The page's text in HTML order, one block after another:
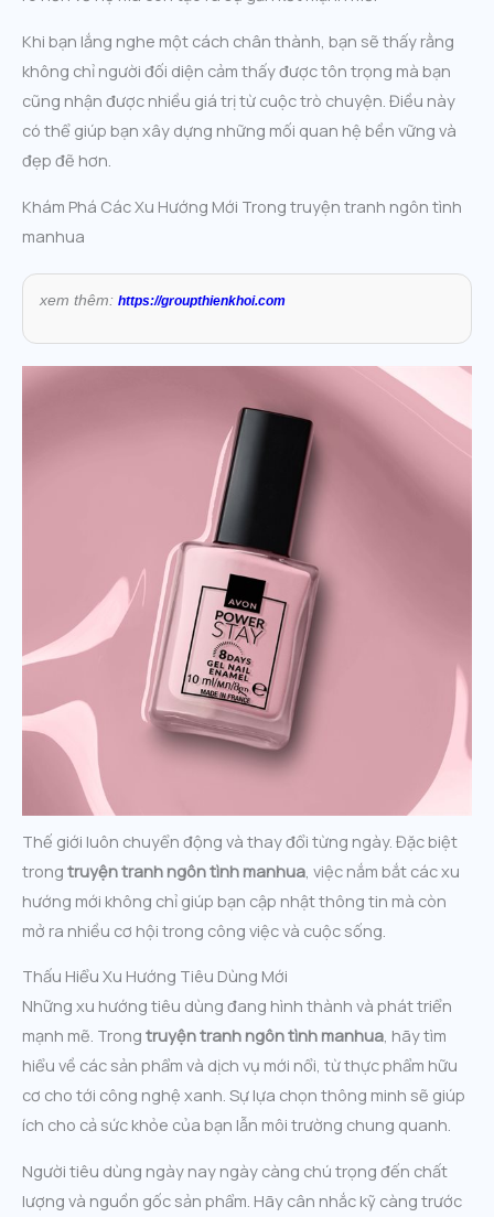
Khi bạn lắng nghe một cách chân thành, bạn sẽ thấy rằng
không chỉ người đối diện cảm thấy được tôn trọng mà bạn
cũng nhận được nhiều giá trị từ cuộc trò chuyện. Điều này
có thể giúp bạn xây dựng những mối quan hệ bền vững và
đẹp đẽ hơn.
Khám Phá Các Xu Hướng Mới Trong truyện tranh ngôn tình
manhua
xem thêm: https://groupthienkhoi.com
Thế giới luôn chuyển động và thay đổi từng ngày. Đặc biệt
trong truyện tranh ngôn tình manhua , việc nắm bắt các xu
hướng mới không chỉ giúp bạn cập nhật thông tin mà còn
mở ra nhiều cơ hội trong công việc và cuộc sống.
Thấu Hiểu Xu Hướng Tiêu Dùng Mới
Những xu hướng tiêu dùng đang hình thành và phát triển
mạnh mẽ. Trong truyện tranh ngôn tình manhua, hãy tìm
hiểu về các sản phẩm và dịch vụ mới nổi, từ thực phẩm hữu
cơ cho tới công nghệ xanh. Sự lựa chọn thông minh sẽ giúp
ích cho cả sức khỏe của bạn lẫn môi trường chung quanh.
Người tiêu dùng ngày nay ngày càng chú trọng đến chất
lượng và nguồn gốc sản phẩm. Hãy cân nhắc kỹ càng trước